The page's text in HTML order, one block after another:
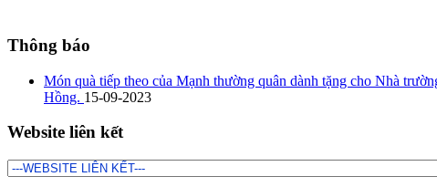
Thông báo
Món quà tiếp theo của Mạnh thường quân dành tặng cho Nhà
Hồng. 15-09-2023
Website liên kết